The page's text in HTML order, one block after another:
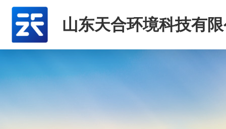
山东天合环境科技有